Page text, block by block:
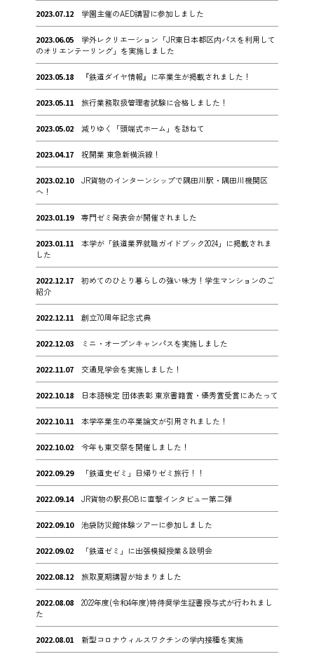
2023.07.12 学園主催のAED講習に参加しました
2023.06.05
学外レクリエーション「JR東日本都区内パスを利用して
のオリエンテーリング」を実施しました
2023.05.18 『鉄道ダイヤ情報』に卒業生が掲載されました！
2023.05.11 旅行業務取扱管理者試験に合格しました！
2023.05.02 減りゆく「頭端式ホーム」を訪ねて
2023.04.17 祝開業 東急新横浜線！
2023.02.10
JR貨物のインターンシップで隅田川駅・隅田川機関区
へ！
2023.01.19 専門ゼミ発表会が開催されました
2023.01.11
本学が「鉄道業界就職ガイドブック2024」に掲載されま
した
2022.12.17
初めてのひとり暮らしの強い味方！学生マンションのご
紹介
2022.12.11 創立70周年記念式典
2022.12.03 ミニ・オープンキャンパスを実施しました
2022.11.07 交通見学会を実施しました！
2022.10.18 日本語検定 団体表彰 東京書籍賞・優秀賞受賞にあたって
2022.10.11 本学卒業生の卒業論文が引用されました！
2022.10.02 今年も東交祭を開催しました！
2022.09.29 「鉄道史ゼミ」日帰りゼミ旅行！！
2022.09.14 JR貨物の駅長OBに直撃インタビュー第二弾
2022.09.10 池袋防災館体験ツアーに参加しました
2022.09.02 「鉄道ゼミ」に出張模擬授業＆説明会
2022.08.12 旅取夏期講習が始まりました
2022.08.08
2022年度(令和4年度)特待奨学生証書授与式が行われまし
た
2022.08.01 新型コロナウィルスワクチンの学内接種を実施